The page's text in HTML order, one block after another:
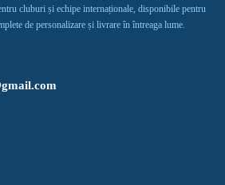
cluburi și echipe internaționale, disponibile pentru
de personalizare și livrare în întreaga lume.